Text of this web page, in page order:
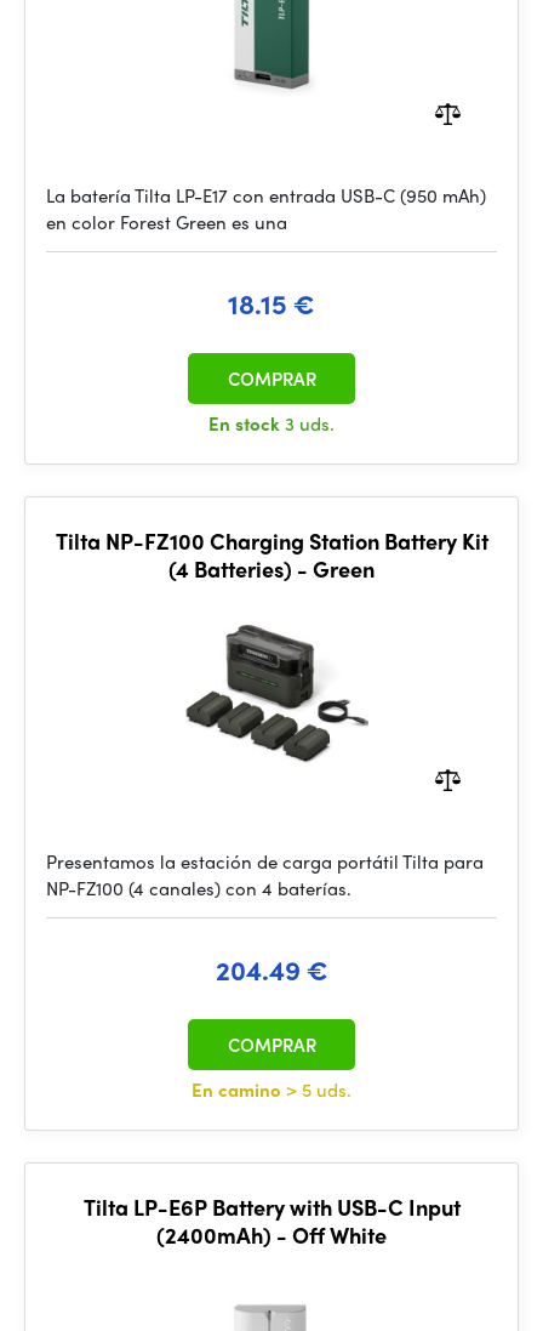
La batería Tilta LP-E17 con entrada USB-C (950 mAh)
en color Forest Green es una
18.15 €
En stock3 uds.
COMPRAR
Tilta NP-FZ100 Charging Station Battery Kit
(4 Batteries) - Green
Presentamos la estación de carga portátil Tilta para
NP-FZ100 (4 canales) con 4 baterías.
204.49 €
En camino > 5 uds.
COMPRAR
Tilta LP-E6P Battery with USB-C Input
(2400mAh) - Off White